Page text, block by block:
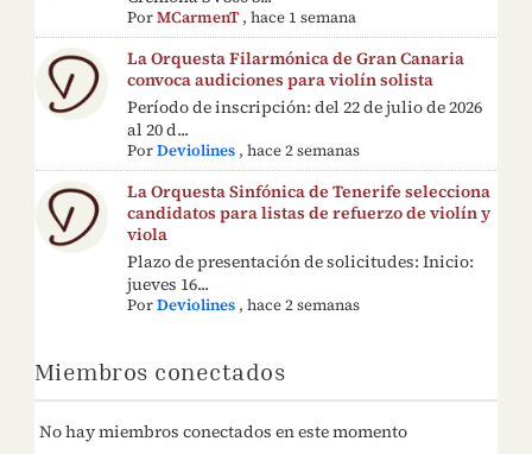
PorMCarmenT,hace 1 semana
La Orquesta Filarmónica de Gran Canaria
convoca audiciones para violín solista
Período de inscripción: del 22 de julio de 2026
al 20 d...
PorDeviolines ,hace 2 semanas
La Orquesta Sinfónica de Tenerife selecciona
candidatos para listas de refuerzo de violín y
viola
Plazo de presentación de solicitudes: Inicio:
jueves 16...
PorDeviolines ,hace 2 semanas
Miembros conectados
No hay miembros conectados en este momento